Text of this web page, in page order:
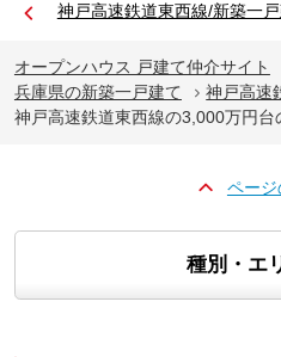
神戸高速鉄道東西線/新築一
オープンハウス 戸建て仲介サイト
兵庫県の新築一戸建て
神戸高速
神戸高速鉄道東西線の3,000万円
ペー
種別・エ